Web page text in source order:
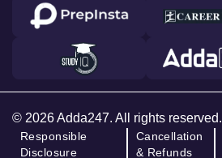
© 2026 Adda247. All rights reserved.
Responsible
Disclosure
Cancellation
& Refunds